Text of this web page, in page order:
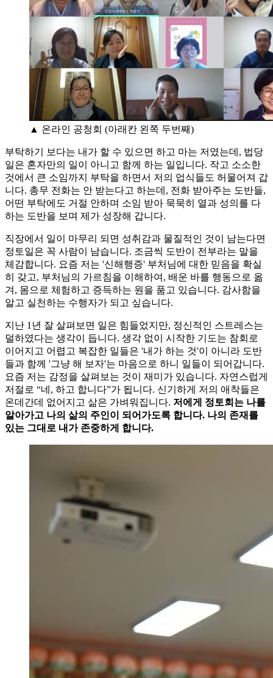
▲ 온라인 공청회 (아래칸 왼쪽 두번째)
부탁하기 보다는 내가 할 수 있으면 하고 마는 저였는데, 법당
일은 혼자만의 일이 아니고 함께 하는 일입니다. 작고 소소한
것에서 큰 소임까지 부탁을 하면서 저의 업식들도 허물어져 갑
니다. 총무 전화는 안 받는다고 하는데, 전화 받아주는 도반들,
어떤 부탁에도 거절 안하며 소임 받아 묵묵히 열과 성의를 다
하는 도반을 보며 제가 성장해 갑니다.
직장에서 일이 마무리 되면 성취감과 물질적인 것이 남는다면
정토일은 꼭 사람이 남습니다. 조금씩 도반이 전부라는 말을
체감합니다. 요즘 저는 '신해행증' 부처님에 대한 믿음을 확실
히 갖고, 부처님의 가르침을 이해하여, 배운 바를 행동으로 옮
겨, 몸으로 체험하고 증득하는 원을 품고 있습니다. 감사함을
알고 실천하는 수행자가 되고 싶습니다.
지난 1년 잘 살펴보면 일은 힘들었지만, 정신적인 스트레스는
덜하였다는 생각이 듭니다. 생각 없이 시작한 기도는 참회로
이어지고 어렵고 복잡한 일들은 '내가 하는 것'이 아니라 도반
들과 함께 '그냥 해 보자'는 마음으로 하니 일들이 되어갑니다.
요즘 저는 감정을 살펴보는 것이 재미가 있습니다. 자연스럽게
저절로 “네, 하고 합니다”가 됩니다. 신기하게 저의 애착들은
온데간데 없어지고 삶은 가벼워집니다. 저에게 정토회는 나를
알아가고 나의 삶의 주인이 되어가도록 합니다. 나의 존재를
있는 그대로 내가 존중하게 합니다.